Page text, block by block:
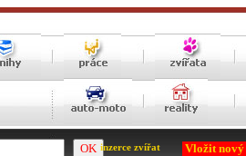
inzerce zvířat Vložit